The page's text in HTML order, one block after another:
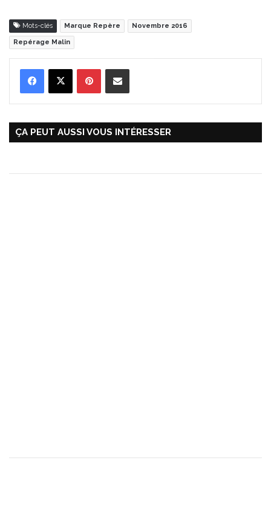
Mots-clés Marque Repère Novembre 2016
Repérage Malin
ÇA PEUT AUSSI VOUS INTÉRESSER